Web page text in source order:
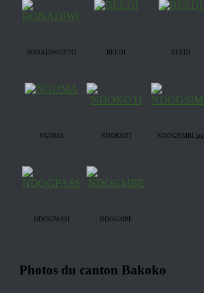
BONADIWOTTO BEEDI BEEDI
NGOMA NDOKOTI NDOGSIMBI.jpg
NDOGPASSI NDOGMBE
Photos du canton Bakoko